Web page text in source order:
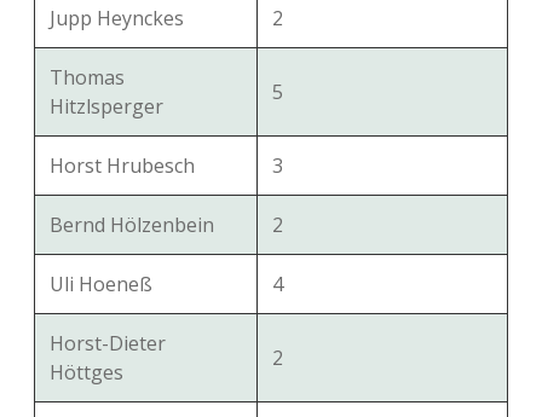
Jupp Heynckes 2
Thomas
Hitzlsperger
5
Horst Hrubesch 3
Bernd Hölzenbein 2
Uli Hoeneß 4
Horst-Dieter
Höttges
2